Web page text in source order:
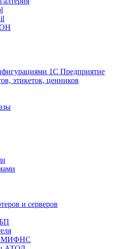
1С Предприятие
этикеток, ценников
и серверов
в МИФНС